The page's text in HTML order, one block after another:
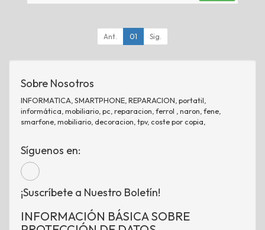
Ant. 01 Sig.
Sobre Nosotros
INFORMATICA, SMARTPHONE, REPARACION, portatil,
informática, mobiliario, pc, reparacion, ferrol , naron, fene,
smarfone, mobiliario, decoracion, tpv, coste por copia,
Síguenos en:
¡Suscríbete a Nuestro Boletín!
INFORMACIÓN BÁSICA SOBRE